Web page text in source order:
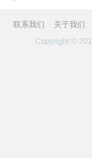
公
联系我们 关于我们
Copyright ©